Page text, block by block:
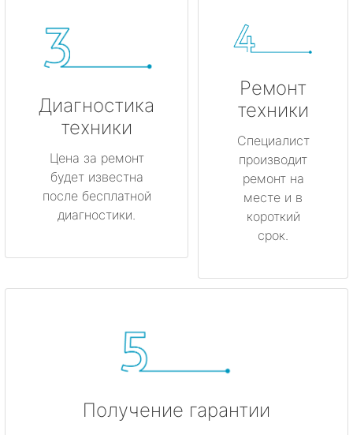
метро Крылатское
метро Лубянка
метро Котельники
метро Коньково
метро Менделеевская
метро Красногвардейская
метро Мякинино
метро Кузьминки
метро Китай-город
метро Нагатинская
Диагностика
техники
Цена за ремонт
будет известна
после бесплатной
диагностики.
Ремонт
техники
Специалист
производит
ремонт на
месте и в
короткий
срок.
Получение гарантии